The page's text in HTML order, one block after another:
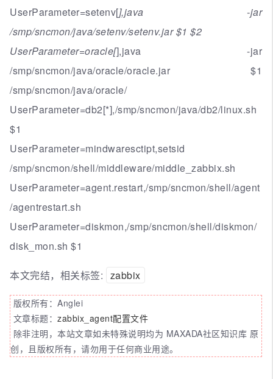
UserParameter=setenv[],java -jar
/smp/sncmon/java/setenv/setenv.jar $1 $2
UserParameter=oracle[],java -jar
/smp/sncmon/java/oracle/oracle.jar $1
/smp/sncmon/java/oracle/
UserParameter=db2[*],/smp/sncmon/java/db2/linux.sh
$1
UserParameter=mindwaresctipt,setsid
/smp/sncmon/shell/middleware/middle_zabbix.sh
UserParameter=agent.restart,/smp/sncmon/shell/agent
/agentrestart.sh
UserParameter=diskmon,/smp/sncmon/shell/diskmon/
disk_mon.sh $1
本文完结，相关标签: zabbix
版权所有：Anglei
文章标题： zabbix_agent配置文件
除非注明，本站文章如未特殊说明均为 MAXADA社区知识库 原
创，且版权所有，请勿用于任何商业用途。